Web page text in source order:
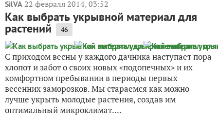
SilVA 22 февраля 2014, 03:52
Как выбрать укрывной материал для
растений 46
С приходом весны у каждого дачника наступает пора
хлопот и забот о своих новых «подопечных» и их
комфортном пребывании в периоды первых
весенних заморозков. Мы стараемся как можно
лучше укрыть молодые растения, создав им
оптимальный микроклимат....